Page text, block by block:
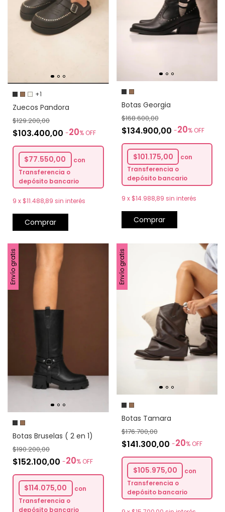
+1
Zuecos Pandora
$103.400,00 -20% OFF
$129.200,00
$77.550,00
con
Transferencia o
depósito bancario
9 x $11.488,89 sin interés
Comprar
Botas Georgia
$134.900,00 -20% OFF
$168.600,00
$101.175,00
con
Transferencia o
depósito bancario
9 x $14.988,89 sin interés
Comprar
Envío gratis
Botas Bruselas ( 2 en 1)
$152.100,00 -20% OFF
$190.200,00
$114.075,00
con
Transferencia o
depósito bancario
Envío gratis
Botas Tamara
$141.300,00 -20% OFF
$176.700,00
$105.975,00
con
Transferencia o
depósito bancario